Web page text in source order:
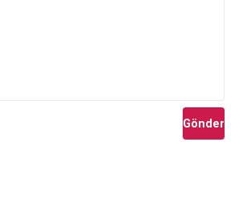
Gönder